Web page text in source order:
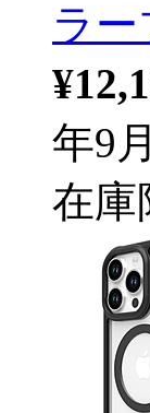
ラ
年9
在庫